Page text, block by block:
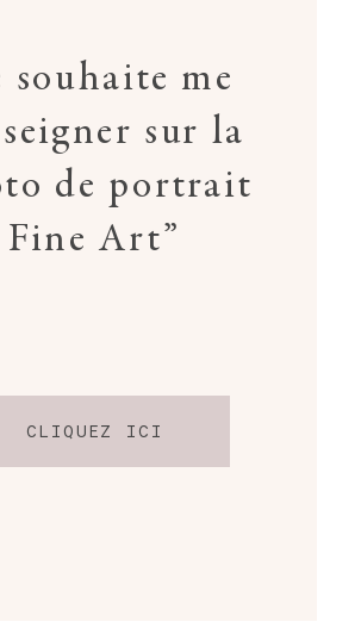
souhaite me
sur la
de portrait
Fine Art”
CLIQUEZ ICI